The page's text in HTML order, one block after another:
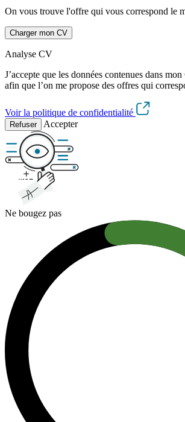
On vous trouve l'offre qui vous correspond le
Charger mon CV
Analyse CV
J’accepte que les données contenues dans
afin que l’on me propose des offres qui
Voir la politique de confidentialité
Refuser Accepter
Ne bougez pas